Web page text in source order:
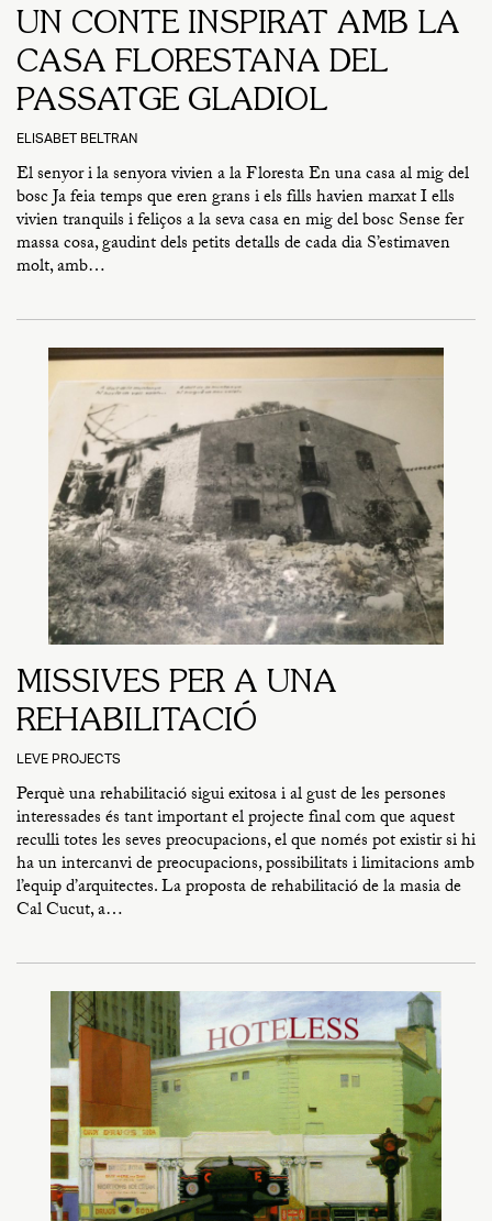
UN CONTE INSPIRAT AMB LA
CASA FLORESTANA DEL
PASSATGE GLADIOL
ELISABET BELTRAN
El senyor i la senyora vivien a la Floresta En una casa al mig del
bosc Ja feia temps que eren grans i els fills havien marxat I ells
vivien tranquils i feliços a la seva casa en mig del bosc Sense fer
massa cosa, gaudint dels petits detalls de cada dia S’estimaven
molt, amb…
MISSIVES PER A UNA
REHABILITACIÓ
LEVE PROJECTS
Perquè una rehabilitació sigui exitosa i al gust de les persones
interessades és tant important el projecte final com que aquest
reculli totes les seves preocupacions, el que només pot existir si hi
ha un intercanvi de preocupacions, possibilitats i limitacions amb
l’equip d’arquitectes. La proposta de rehabilitació de la masia de
Cal Cucut, a…